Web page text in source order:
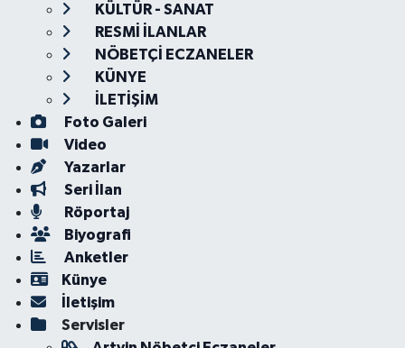
KÜLTÜR - SANAT
RESMİ İLANLAR
NÖBETÇİ ECZANELER
KÜNYE
İLETİŞİM
Foto Galeri
Video
Yazarlar
Seri İlan
Röportaj
Biyografi
Anketler
Künye
İletişim
Servisler